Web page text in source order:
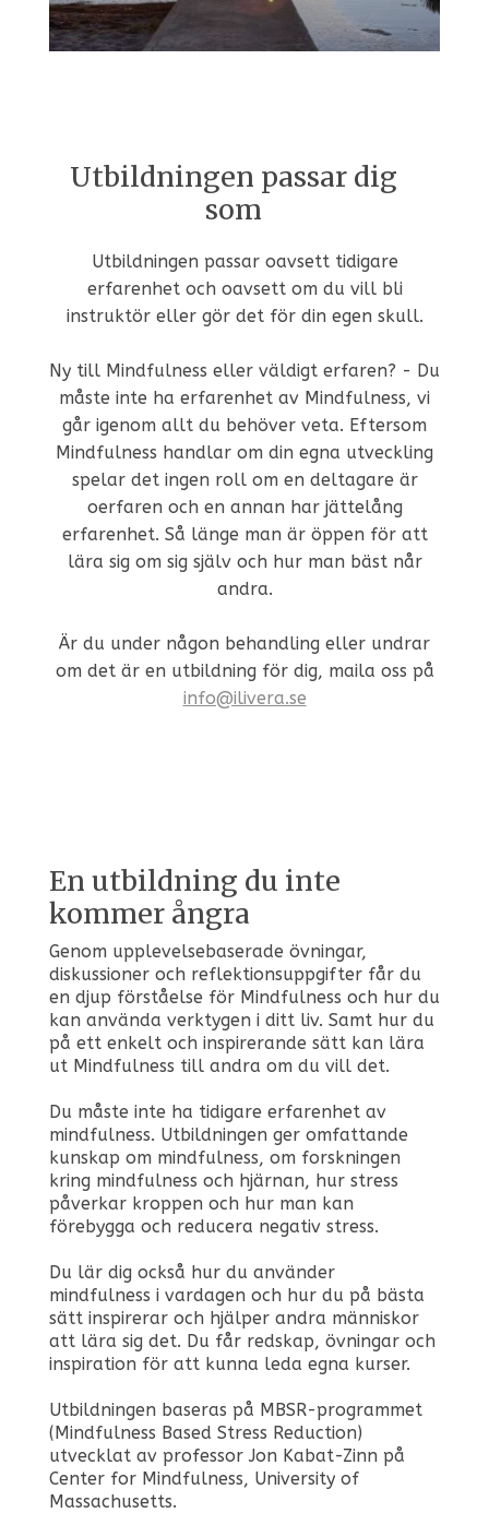
Utbildningen passar dig
som
Utbildningen passar oavsett tidigare
erfarenhet och oavsett om du vill bli
instruktör eller gör det för din egen skull.
Ny till Mindfulness eller väldigt erfaren? - Du
måste inte ha erfarenhet av Mindfulness, vi
går igenom allt du behöver veta. Eftersom
Mindfulness handlar om din egna utveckling
spelar det ingen roll om en deltagare är
oerfaren och en annan har jättelång
erfarenhet. Så länge man är öppen för att
lära sig om sig själv och hur man bäst når
andra.
Är du under någon behandling eller undrar
om det är en utbildning för dig, maila oss på
info@ilivera.se
En utbildning du inte
kommer ångra
Genom upplevelsebaserade övningar,
diskussioner och reflektionsuppgifter får du
en djup förståelse för Mindfulness och hur du
kan använda verktygen i ditt liv. Samt hur du
på ett enkelt och inspirerande sätt kan lära
ut Mindfulness till andra om du vill det.
Du måste inte ha tidigare erfarenhet av
mindfulness. Utbildningen ger omfattande
kunskap om mindfulness, om forskningen
kring mindfulness och hjärnan, hur stress
påverkar kroppen och hur man kan
förebygga och reducera negativ stress.
Du lär dig också hur du använder
mindfulness i vardagen och hur du på bästa
sätt inspirerar och hjälper andra människor
att lära sig det. Du får redskap, övningar och
inspiration för att kunna leda egna kurser.
Utbildningen baseras på MBSR-programmet
(Mindfulness Based Stress Reduction)
utvecklat av professor Jon Kabat-Zinn på
Center for Mindfulness, University of
Massachusetts.